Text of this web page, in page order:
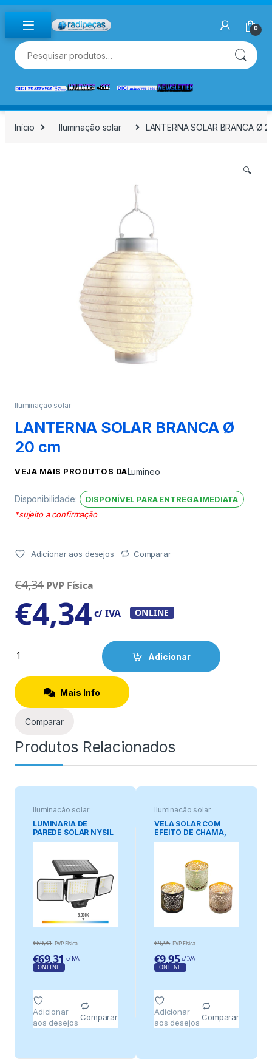
Skip to navigation
Skip to content
0
Pesquisar por:
Início Iluminação solar LANTERNA SOLAR BRANCA Ø
🔍
Iluminação solar
LANTERNA SOLAR BRANCA Ø
20 cm
VEJA MAIS PRODUTOS DALumineo
Disponibilidade:
DISPONÍVEL PARA ENTREGA IMEDIATA
*sujeito a confirmação
Adicionar aos desejos Comparar
€4,34 PVP Física
€4,34c/ IVA ONLINE
Quantity
Adicionar
Mais Info
Comparar
Produtos Relacionados
Iluminação solar
LUMINÁRIA DE
PAREDE SOLAR NYSIL
COM SENSOR 8,7 W,
€69,31 PVP Física
€69,31 c/ IVA
ONLINE
Adicionar
aos desejos
Comparar
Iluminação solar
VELA SOLAR COM
EFEITO DE CHAMA,
Ø8,5 x 8 cm, CORES
€9,95 PVP Física
€9,95 c/ IVA
ONLINE
Adicionar
aos desejos
Comparar